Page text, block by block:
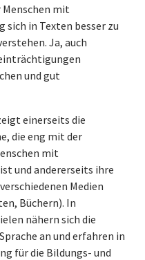
Menschen mit
sich in Texten besser zu
Ja, auch
und gut
einerseits die
die eng mit der
mit
und andererseits ihre
Medien
Büchern). In
nähern sich die
an und erfahren in
für die Bildungs- und